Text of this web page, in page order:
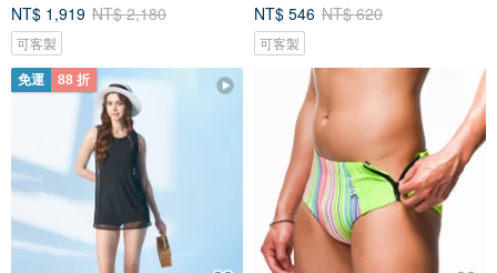
NT$ 1,919 NT$ 2,180
可客製
NT$ 546 NT$ 620
可客製
免運 88 折